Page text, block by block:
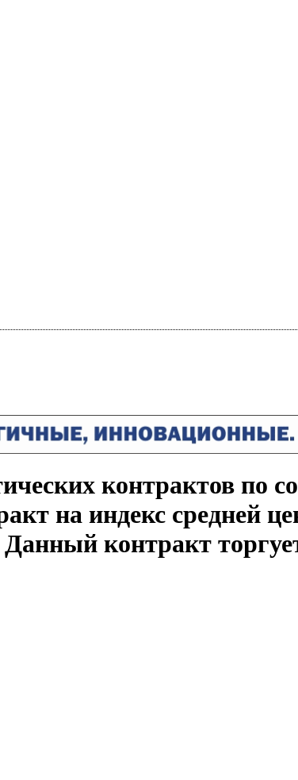
контрактов по
на индекс средней
Данный контракт